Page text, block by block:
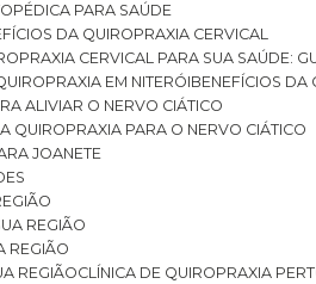
PARA SAÚDE
DA QUIROPRAXIA CERVICAL
CERVICAL PARA SUA SAÚDE:
EM NITERÓI
BENEFÍCIOS
ALIVIAR O NERVO CIÁTICO
QUIROPRAXIA PARA O NERVO CIÁTICO
JOANETE
REGIÃO
REGIÃO
REGIÃO
CLÍNICA DE QUIROPRAXIA